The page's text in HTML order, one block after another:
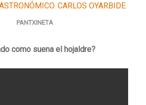
PANTXINETA
como suena el hojaldre?